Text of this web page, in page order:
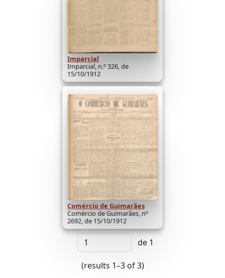
Imparcial
Imparcial, n.º 326, de
15/10/1912
Comércio de Guimarães
Comércio de Guimarães, nº
2692, de 15/10/1912
de 1
(results 1–3 of 3)